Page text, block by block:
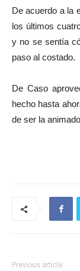
De acuerdo a la
los últimos
y no se sentía
paso al costado.
De Caso
hecho hasta
de ser la
Previous article